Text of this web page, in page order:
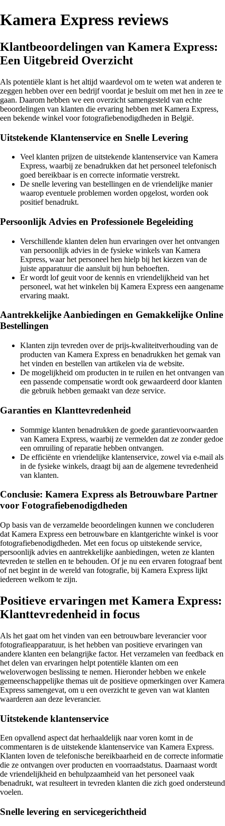
Kamera Express reviews
Klantbeoordelingen van Kamera Express:
Een Uitgebreid Overzicht
Als potentiële klant is het altijd waardevol om te weten wat anderen te
zeggen hebben over een bedrijf voordat je besluit om met hen in zee te
gaan. Daarom hebben we een overzicht samengesteld van echte
beoordelingen van klanten die ervaring hebben met Kamera Express,
een bekende winkel voor fotografiebenodigdheden in België.
Uitstekende Klantenservice en Snelle Levering
Veel klanten prijzen de uitstekende klantenservice van Kamera
Express, waarbij ze benadrukken dat het personeel telefonisch
goed bereikbaar is en correcte informatie verstrekt.
De snelle levering van bestellingen en de vriendelijke manier
waarop eventuele problemen worden opgelost, worden ook
positief benadrukt.
Persoonlijk Advies en Professionele Begeleiding
Verschillende klanten delen hun ervaringen over het ontvangen
van persoonlijk advies in de fysieke winkels van Kamera
Express, waar het personeel hen hielp bij het kiezen van de
juiste apparatuur die aansluit bij hun behoeften.
Er wordt lof geuit voor de kennis en vriendelijkheid van het
personeel, wat het winkelen bij Kamera Express een aangename
ervaring maakt.
Aantrekkelijke Aanbiedingen en Gemakkelijke Online
Bestellingen
Klanten zijn tevreden over de prijs-kwaliteitverhouding van de
producten van Kamera Express en benadrukken het gemak van
het vinden en bestellen van artikelen via de website.
De mogelijkheid om producten in te ruilen en het ontvangen van
een passende compensatie wordt ook gewaardeerd door klanten
die gebruik hebben gemaakt van deze service.
Garanties en Klanttevredenheid
Sommige klanten benadrukken de goede garantievoorwaarden
van Kamera Express, waarbij ze vermelden dat ze zonder gedoe
een omruiling of reparatie hebben ontvangen.
De efficiënte en vriendelijke klantenservice, zowel via e-mail als
in de fysieke winkels, draagt bij aan de algemene tevredenheid
van klanten.
Conclusie: Kamera Express als Betrouwbare Partner
voor Fotografiebenodigdheden
Op basis van de verzamelde beoordelingen kunnen we concluderen
dat Kamera Express een betrouwbare en klantgerichte winkel is voor
fotografiebenodigdheden. Met een focus op uitstekende service,
persoonlijk advies en aantrekkelijke aanbiedingen, weten ze klanten
tevreden te stellen en te behouden. Of je nu een ervaren fotograaf bent
of net begint in de wereld van fotografie, bij Kamera Express lijkt
iedereen welkom te zijn.
Positieve ervaringen met Kamera Express:
Klanttevredenheid in focus
Als het gaat om het vinden van een betrouwbare leverancier voor
fotografieapparatuur, is het hebben van positieve ervaringen van
andere klanten een belangrijke factor. Het verzamelen van feedback en
het delen van ervaringen helpt potentiële klanten om een
weloverwogen beslissing te nemen. Hieronder hebben we enkele
gemeenschappelijke themas uit de positieve opmerkingen over Kamera
Express samengevat, om u een overzicht te geven van wat klanten
waarderen aan deze leverancier.
Uitstekende klantenservice
Een opvallend aspect dat herhaaldelijk naar voren komt in de
commentaren is de uitstekende klantenservice van Kamera Express.
Klanten loven de telefonische bereikbaarheid en de correcte informatie
die ze ontvangen over producten en voorraadstatus. Daarnaast wordt
de vriendelijkheid en behulpzaamheid van het personeel vaak
benadrukt, wat resulteert in tevreden klanten die zich goed ondersteund
voelen.
Snelle levering en servicegerichtheid